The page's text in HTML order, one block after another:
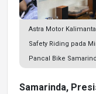
Astra Motor
Safety Riding pada
Pancal Bike
Samarinda,